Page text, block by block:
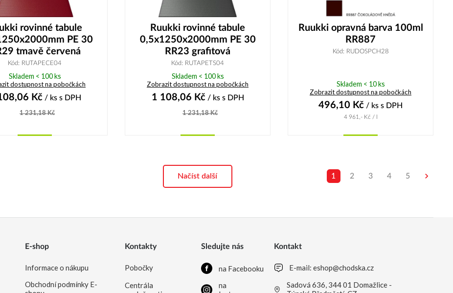
rovinné tabule
PE 30
tmavě červená
Kód: RUTAPECE04
Skladem < 100 ks
dostupnost na pobočkách
Kč/ ks s DPH
1 231,18Kč
Ruukki rovinné tabule
0,5x1250x2000mm PE 30
RR23 grafitová
Kód: RUTAPETS04
Skladem < 100 ks
Zobrazit dostupnost na pobočkách
1 108,06 Kč/ ks s DPH
1 231,18Kč
Ruukki opravná barva 100ml
RR887
Kód: RUDOSPCH28
Skladem < 10 ks
Zobrazit dostupnost na pobočkách
496,10 Kč / ks s DPH
4 961,-Kč / l
Načíst další 1 2 3 4 5
E-shop
Informace o nákupu
Obchodní podmínky E-
Kontakty
Pobočky
Centrála
Sledujte nás
na Facebooku
na
Kontakt
E-mail:eshop@chodska.cz
Sadová 636, 344 01 Domažlice -